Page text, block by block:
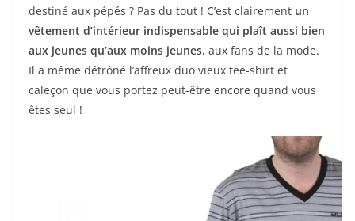
destiné aux pépés ? Pas du tout ! C’est clairement un
vêtement d’intérieur indispensable qui plaît aussi bien
aux jeunes qu’aux moins jeunes, aux fans de la mode.
Il a même détrôné l’affreux duo vieux tee-shirt et
caleçon que vous portez peut-être encore quand vous
êtes seul !